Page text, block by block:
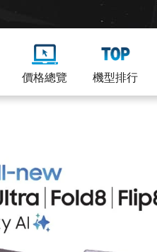
價格總覽 機型排行